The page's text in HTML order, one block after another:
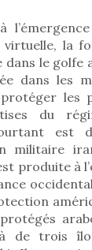
virtuelle, la
le golfe
dans les
les
du
est
militaire
produite à
de trois